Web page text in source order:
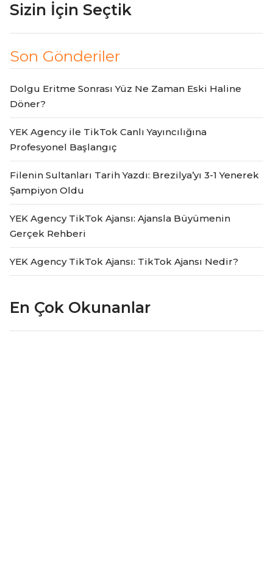
Sizin İçin Seçtik
Son Gönderiler
Dolgu Eritme Sonrası Yüz Ne Zaman Eski Haline
Döner?
YEK Agency ile TikTok Canlı Yayıncılığına
Profesyonel Başlangıç
Filenin Sultanları Tarih Yazdı: Brezilya’yı 3-1 Yenerek
Şampiyon Oldu
YEK Agency TikTok Ajansı: Ajansla Büyümenin
Gerçek Rehberi
YEK Agency TikTok Ajansı: TikTok Ajansı Nedir?
En Çok Okunanlar